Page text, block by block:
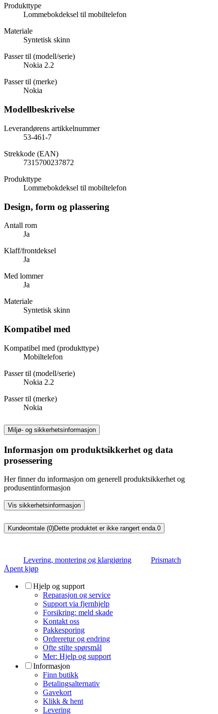
Produkttype
Lommebokdeksel til mobiltelefon
Materiale
Syntetisk skinn
Passer til (modell/serie)
Nokia 2.2
Passer til (merke)
Nokia
Modellbeskrivelse
Leverandørens artikkelnummer
53-461-7
Strekkode (EAN)
7315700237872
Produkttype
Lommebokdeksel til mobiltelefon
Design, form og plassering
Antall rom
Ja
Klaff/frontdeksel
Ja
Med lommer
Ja
Materiale
Syntetisk skinn
Kompatibel med
Kompatibel med (produkttype)
Mobiltelefon
Passer til (modell/serie)
Nokia 2.2
Passer til (merke)
Nokia
Miljø- og sikkerhetsinformasjon
Informasjon om produktsikkerhet og data
prosessering
Her finner du informasjon om generell produktsikkerhet og
produsentinformasjon
Vis sikkerhetsinformasjon
Kundeomtale (0)Dette produktet er ikke rangert enda.0
Levering, montering og klargjøring
Prismatch
Åpent kjøp
Hjelp og support
Reparasjon og service
Support via fjernhjelp
Forsikring: meld skade
Kontakt oss
Pakkesporing
Ordreretur og endring
Ofte stilte spørsmål
Mer: Hjelp og support
Informasjon
Finn butikk
Betalingsalternativ
Gavekort
Klikk & hent
Levering